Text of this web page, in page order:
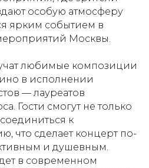
особую атмосферу
ярким событием в
Москвы.
любимые композиции
в исполнении
— лауреатов
Гости смогут не только
к
что сделает концерт по-
и душевным.
в современном